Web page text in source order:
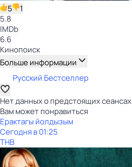
5
1
5.8
IMDb
6.6
Кинопоиск
Больше информации
Русский Бестселлер
Нет данных о предстоящих сеансах
Вам может понравиться
Ерактагы йолдызым
Сегодня в 01:25
ТНВ